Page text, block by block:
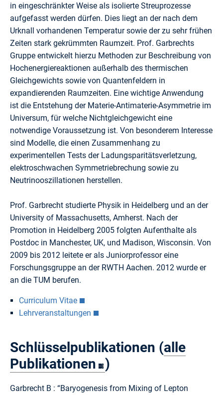
in einge­schränkter Weise als isolierte Streuprozesse
aufgefasst werden dürfen. Dies liegt an der nach dem
Urknall vorhandenen Temperatur sowie der zu sehr frühen
Zeiten stark gekrümmten Raum­zeit. Prof. Garbrechts
Gruppe entwickelt hierzu Methoden zur Beschreibung von
Hoch­energiereaktionen außerhalb des thermischen
Gleichgewichts sowie von Quantenfeldern in
expandierenden Raumzeiten. Eine wichtige Anwendung
ist die Entstehung der Materie-Antimaterie-Asymmetrie im
Universum, für welche Nichtgleichgewicht eine
notwendige Voraussetzung ist. Von besonderem Interesse
sind Modelle, die einen Zusammenhang zu
experimentellen Tests der Ladungsparitätsverletzung,
elektroschwachen Symmetriebrechung sowie zu
Neutrinooszillationen herstellen.
Prof. Garbrecht studierte Physik in Heidelberg und an der
University of Massachusetts, Amherst. Nach der
Promotion in Heidelberg 2005 folgten Aufenthalte als
Postdoc in Manchester, UK, und Madison, Wisconsin. Von
2009 bis 2012 leitete er als Juniorprofessor eine
Forschungsgruppe an der RWTH Aachen. 2012 wurde er
an die TUM berufen.
Curriculum Vitae
Lehrveranstaltungen
Schlüsselpublikationen (alle
Publikationen )
Garbrecht B : “Baryogenesis from Mixing of Lepton